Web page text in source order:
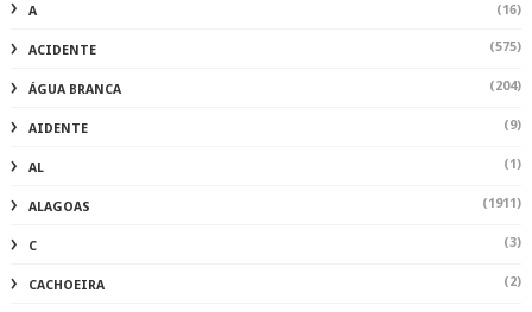
A (16)
ACIDENTE (575)
ÁGUA BRANCA (204)
AIDENTE (9)
AL (1)
ALAGOAS (1911)
C (3)
CACHOEIRA (2)